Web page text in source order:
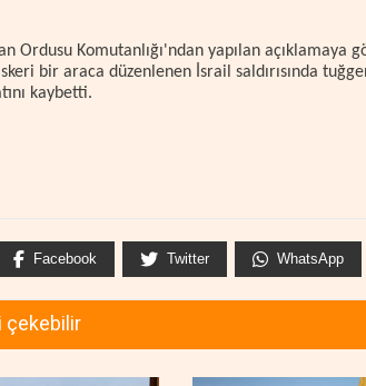
Ordusu Komutanlığı'ndan yapılan
bir araca düzenlenen İsrail saldırısında
kaybetti.
Facebook Twitter WhatsApp
çekebilir